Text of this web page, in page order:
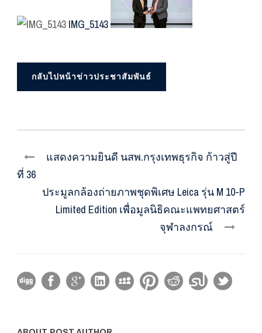
IMG_5143
กลับไปหน้าข่าวประชาสัมพันธ์
แสดงความยินดี นสพ.กรุงเทพธุรกิจ ก้าวสู่ปี
ที่ 36
ประมูลกล้องถ่ายภาพชุดพิเศษ Leica รุ่น M 10-P
Limited Edition เพื่อมูลนิธิคณะแพทยศาสตร์
จุฬาลงกรณ์